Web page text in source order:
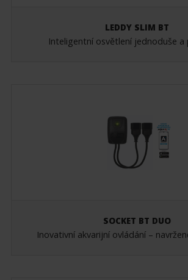
LEDDY SLIM BT
Inteligentní osvětlení jednoduše a
SOCKET BT DUO
Inovativní akvarijní ovládání –